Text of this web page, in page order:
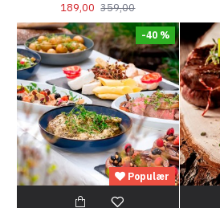
189,00 359,00
Populær
-40 %